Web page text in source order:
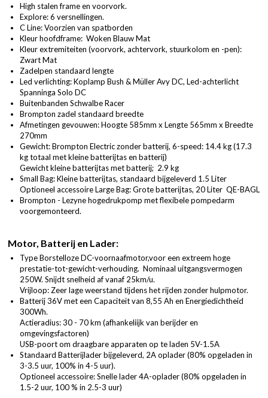
High stalen frame en voorvork.
Explore: 6 versnellingen.
C Line: Voorzien van spatborden
Kleur hoofdframe: Woken Blauw Mat
Kleur extremiteiten (voorvork, achtervork, stuurkolom en -pen):
Zwart Mat
Zadelpen standaard lengte
Led verlichting: Koplamp Bush & Müller Avy DC, Led-achterlicht
Spanninga Solo DC
Buitenbanden Schwalbe Racer
Brompton zadel standaard breedte
Afmetingen gevouwen: Hoogte 585mm x Lengte 565mm x Breedte
270mm
Gewicht: Brompton Electric zonder batterij, 6-speed: 14.4 kg (17.3
kg totaal met kleine batterijtas en batterij)
Gewicht kleine batterijtas met batterij; 2.9 kg
Small Bag: Kleine batterijtas, standaard bijgeleverd 1.5 Liter
Optioneel accessoire Large Bag: Grote batterijtas, 20 Liter QE-BAGL
Brompton - Lezyne hogedrukpomp met flexibele pompedarm
voorgemonteerd.
Motor, Batterij en Lader:
Type Borstelloze DC-voornaafmotor,voor een extreem hoge
prestatie-tot-gewicht-verhouding. Nominaal uitgangsvermogen
250W. Snijdt snelheid af vanaf 25km/u.
Vrijloop: Zeer lage weerstand tijdens het rijden zonder hulpmotor.
Batterij 36V met een Capaciteit van 8,55 Ah en Energiedichtheid
300Wh.
Actieradius: 30 - 70 km (afhankeliijk van berijder en
omgevingsfactoren)
USB-poort om draagbare apparaten op te laden 5V-1.5A
Standaard Batterijlader bijgeleverd, 2A oplader (80% opgeladen in
3-3.5 uur, 100% in 4-5 uur).
Optioneel accessoire: Snelle lader 4A-oplader (80% opgeladen in
1.5-2 uur, 100 % in 2.5-3 uur)